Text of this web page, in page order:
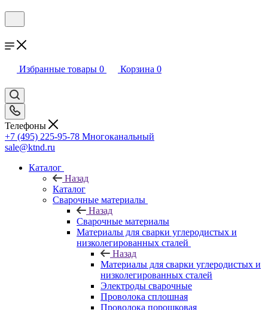
Избранные товары 0 Корзина 0
Телефоны
+7 (495) 225-95-78 Многоканальный
sale@ktnd.ru
Каталог
Назад
Каталог
Сварочные материалы
Назад
Сварочные материалы
Материалы для сварки углеродистых и
низколегированных сталей
Назад
Материалы для сварки углеродистых и
низколегированных сталей
Электроды сварочные
Проволока сплошная
Проволока порошковая